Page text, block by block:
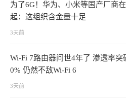
为了6G！华为、小米等国产厂商
起：这组织含金量十足
3天前
Wi-Fi 7路由器问世4年了 渗透率突
0% 仍然不敌Wi-Fi 6
3天前